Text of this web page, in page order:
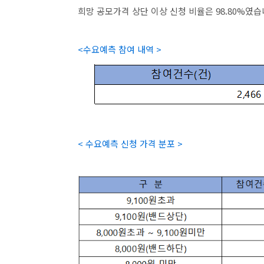
희망 공모가격 상단 이상 신청 비율은 98.80%였습
<수요예측 참여 내역 >
< 수요예측 신청 가격 분포 >